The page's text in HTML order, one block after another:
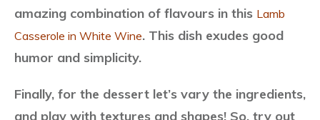
amazing combination of flavours in this Lamb
Casserole in White Wine. This dish exudes good
humor and simplicity.
Finally, for the dessert let’s vary the ingredients,
and play with textures and shapes! So, try out